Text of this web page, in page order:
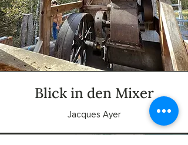
Blick in den Mixer
Jacques Ayer